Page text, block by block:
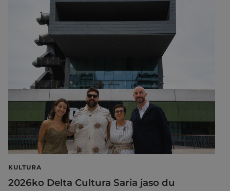
KULTURA
2026ko Delta Cultura Saria jaso du